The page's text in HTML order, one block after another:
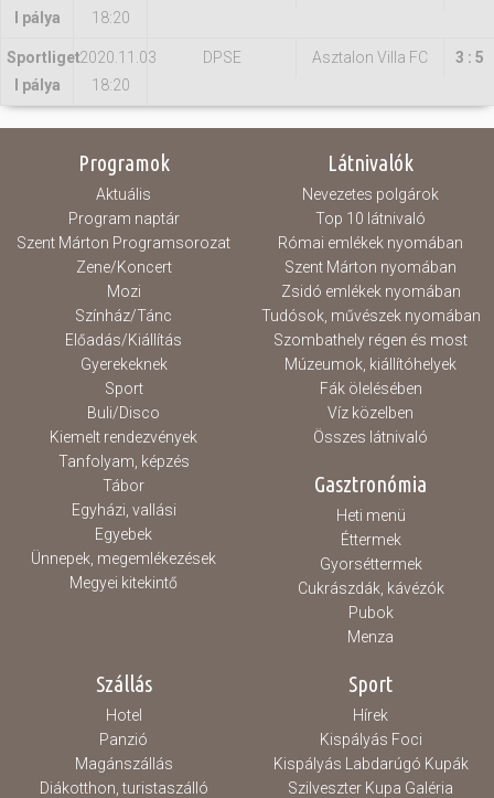
I pálya
18:20
Sportliget
I pálya
2020.11.03
18:20
DPSE Asztalon Villa FC 3 : 5
Programok
Aktuális
Program naptár
Szent Márton Programsorozat
Zene/Koncert
Mozi
Színház/Tánc
Előadás/Kiállítás
Gyerekeknek
Sport
Buli/Disco
Kiemelt rendezvények
Tanfolyam, képzés
Tábor
Egyházi, vallási
Egyebek
Ünnepek, megemlékezések
Megyei kitekintő
Látnivalók
Nevezetes polgárok
Top 10 látnivaló
Római emlékek nyomában
Szent Márton nyomában
Zsidó emlékek nyomában
Tudósok, művészek nyomában
Szombathely régen és most
Múzeumok, kiállítóhelyek
Fák ölelésében
Víz közelben
Összes látnivaló
Gasztronómia
Heti menü
Éttermek
Gyorséttermek
Cukrászdák, kávézók
Pubok
Menza
Szállás
Hotel
Panzió
Magánszállás
Diákotthon, turistaszálló
Sport
Hírek
Kispályás Foci
Kispályás Labdarúgó Kupák
Szilveszter Kupa Galéria